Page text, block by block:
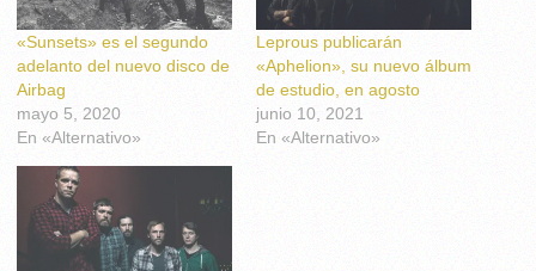
«Sunsets» es el segundo
adelanto del nuevo disco de
Airbag
mayo 5, 2020
En «Alternativo»
Leprous publicarán
«Aphelion», su nuevo álbum
de estudio, en agosto
junio 10, 2021
En «Alternativo»